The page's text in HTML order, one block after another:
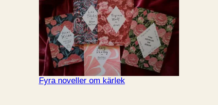
Fyra noveller om kärlek